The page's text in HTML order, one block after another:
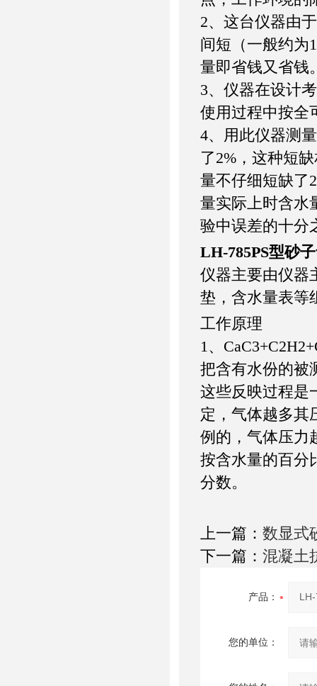
2、这台仪器由
间短（一般约为
量即省钱又省钱
3、仪器在设计
使用过程中按全
4、用此仪器测
了2%，这种短
量不仔细短缺了
量实际上时含水
验中误差的十分
LH-785PS型砂
仪器主要由仪器
垫，含水量表等
工作原理
1、
把含有水份的被
这些反映过程是
定，气体越多其
例的，气体压力
按含水量的百分
分数。
上一篇： 数显式
下一篇： 混凝土
产品：
您的单位：